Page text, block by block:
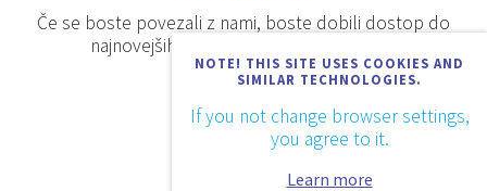
NOTE! THIS SITE USES COOKIES AND
SIMILAR TECHNOLOGIES.
If you not change browser settings,
you agree to it.
Learn more
Če se boste povezali z nami, boste dobili dostop do
najnovejših proizvodov, akcij in novosti.